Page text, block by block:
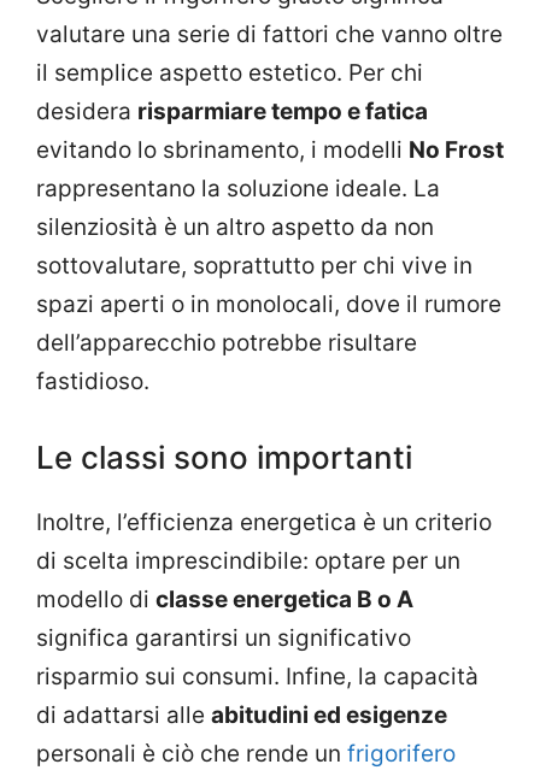
valutare una serie di fattori che vanno oltre
il semplice aspetto estetico. Per chi
desidera risparmiare tempo e fatica
evitando lo sbrinamento, i modelli No Frost
rappresentano la soluzione ideale. La
silenziosità è un altro aspetto da non
sottovalutare, soprattutto per chi vive in
spazi aperti o in monolocali, dove il rumore
dell’apparecchio potrebbe risultare
fastidioso.
Le classi sono importanti
Inoltre, l’efficienza energetica è un criterio
di scelta imprescindibile: optare per un
modello di classe energetica B o A
significa garantirsi un significativo
risparmio sui consumi. Infine, la capacità
di adattarsi alle abitudini ed esigenze
personali è ciò che rende un frigorifero